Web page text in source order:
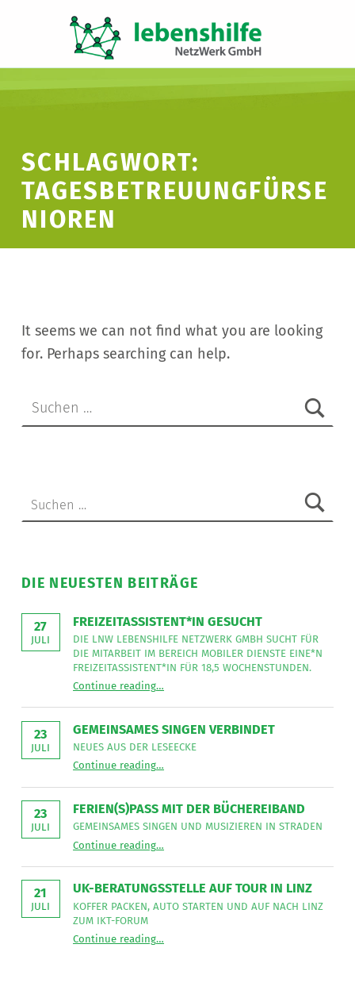
SCHLAGWORT:
TAGESBETREUUNGFÜRSE
NIOREN
It seems we can not find what you are looking
for. Perhaps searching can help.
DIE NEUESTEN BEITRÄGE
27
JULI
FREIZEITASSISTENT*IN GESUCHT
DIE LNW LEBENSHILFE NETZWERK GMBH SUCHT FÜR
DIE MITARBEIT IM BEREICH MOBILER DIENSTE EINE*N
FREIZEITASSISTENT*IN FÜR 18,5 WOCHENSTUNDEN.
Continue readingDie
Lebenshilfe
GmbH
für
die
im
Mobiler
eine*n
Freizeitassistent*in
für
…
23
JULI
GEMEINSAMES SINGEN VERBINDET
NEUES AUS DER LESEECKE
Continue readingNeues
der
”
…
23
JULI
FERIEN(S)PASS MIT DER BÜCHEREIBAND
GEMEINSAMES SINGEN UND MUSIZIEREN IN STRADEN
Continue readingGemeinsames
und
in
Straden
”
…
21
JULI
UK-BERATUNGSSTELLE AUF TOUR IN LINZ
KOFFER PACKEN, AUTO STARTEN UND AUF NACH LINZ
ZUM IKT-FORUM
Continue readingUK-Beratungsstelle auf Tour in Linz
Koffer
…